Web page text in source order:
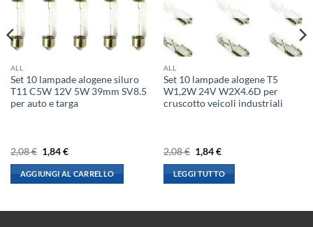
ALL
Set 10 lampade alogene siluro
T11 C5W 12V 5W 39mm SV8.5
per auto e targa
2,08€ Il
prezzo
originale
era:
2,08 €.
1,84€Il
attuale
è:
1,84 €.
AGGIUNGI AL CARRELLO
ALL
Set 10 lampade alogene T5
W1,2W 24V W2X4.6D per
cruscotto veicoli industriali
2,08€ Il
prezzo
originale
era:
2,08 €.
1,84€Il
attuale
è:
1,84 €.
LEGGI TUTTO